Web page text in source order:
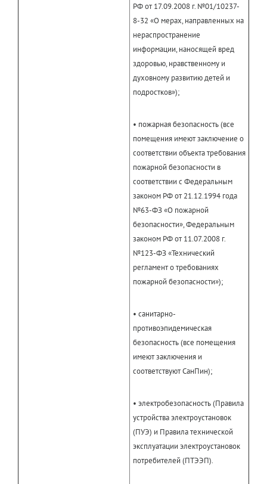
РФ от 17.09.2008 г. №01/10237-
8-32 «О мерах, направленных на
нераспространение
информации, наносящей вред
здоровью, нравственному и
духовному развитию детей и
подростков»);
• пожарная безопасность (все
помещения имеют заключение о
соответствии объекта требования
пожарной безопасности в
соответствии с Федеральным
законом РФ от 21.12.1994 года
№63-ФЗ «О пожарной
безопасности», Федеральным
законом РФ от 11.07.2008 г.
№123-ФЗ «Технический
регламент о требованиях
пожарной безопасности»);
• санитарно-
противоэпидемическая
безопасность (все помещения
имеют заключения и
соответствуют СанПин);
• электробезопасность (Правила
устройства электроустановок
(ПУЭ) и Правила технической
эксплуатации электроустановок
потребителей (ПТЭЭП).